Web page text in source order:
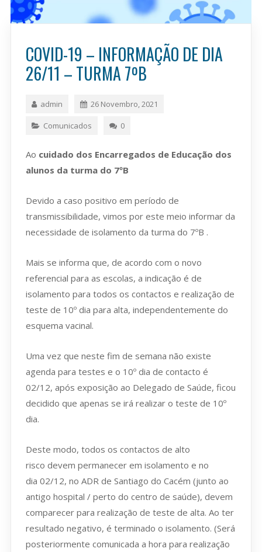
COVID-19 – INFORMAÇÃO DE DIA
26/11 – TURMA 7ºB
admin 26 Novembro, 2021
Comunicados 0
Ao cuidado dos Encarregados de Educação dos
alunos da turma do 7ºB
Devido a caso positivo em período de
transmissibilidade, vimos por este meio informar da
necessidade de isolamento da turma do 7ºB .
Mais se informa que, de acordo com o novo
referencial para as escolas, a indicação é de
isolamento para todos os contactos e realização de
teste de 10º dia para alta, independentemente do
esquema vacinal.
Uma vez que neste fim de semana não existe
agenda para testes e o 10º dia de contacto é
02/12, após exposição ao Delegado de Saúde, ficou
decidido que apenas se irá realizar o teste de 10º
dia.
Deste modo, todos os contactos de alto
risco devem permanecer em isolamento e no
dia 02/12, no ADR de Santiago do Cacém (junto ao
antigo hospital / perto do centro de saúde), devem
comparecer para realização de teste de alta. Ao ter
resultado negativo, é terminado o isolamento. (Será
posteriormente comunicada a hora para realização